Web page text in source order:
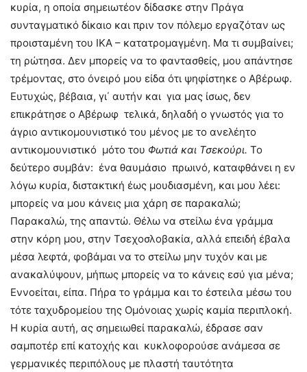
κυρία, η οποία σημειωτέον δίδασκε στην Πράγα
συνταγματικό δίκαιο και πριν τον πόλεμο εργαζόταν ως
προισταμένη του ΙΚΑ – κατατρομαγμένη. Μα τι συμβαίνει;
τη ρώτησα. Δεν μπορείς να το φαντασθείς, μου απάντησε
τρέμοντας, στο όνειρό μου είδα ότι ψηφίστηκε ο Αβέρωφ.
Ευτυχώς, βέβαια, γι΄ αυτήν και για μας ίσως, δεν
επικράτησε ο Αβέρωφ τελικά, δηλαδή ο γνωστός για το
άγριο αντικομουνιστικό του μένος με το ανελέητο
αντικομουνιστικό μότο του Φωτιά και Τσεκούρι. Το
δεύτερο συμβάν: ένα θαυμάσιο πρωινό, καταφθάνει η εν
λόγω κυρία, διστακτική έως μουδιασμένη, και μου λέει:
μπορείς να μου κάνεις μια χάρη σε παρακαλώ;
Παρακαλώ, της απαντώ. Θέλω να στείλω ένα γράμμα
στην κόρη μου, στην Τσεχοσλοβακία, αλλά επειδή έβαλα
μέσα λεφτά, φοβάμαι να το στείλω μην τυχόν και με
ανακαλύψουν, μήπως μπορείς να το κάνεις εσύ για μένα;
Εννοείται, είπα. Πήρα το γράμμα και το έστειλα μέσω του
τότε ταχυδρομείου της Ομόνοιας χωρίς καμία περιπλοκή.
Η κυρία αυτή, ας σημειωθεί παρακαλώ, έδρασε σαν
σαμποτέρ επί κατοχής και κυκλοφορούσε ανάμεσα σε
γερμανικές περιπόλους με πλαστή ταυτότητα